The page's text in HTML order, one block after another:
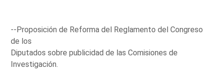
--Proposición de Reforma del Reglamento del Congreso
de los
Diputados sobre publicidad de las Comisiones de
Investigación.